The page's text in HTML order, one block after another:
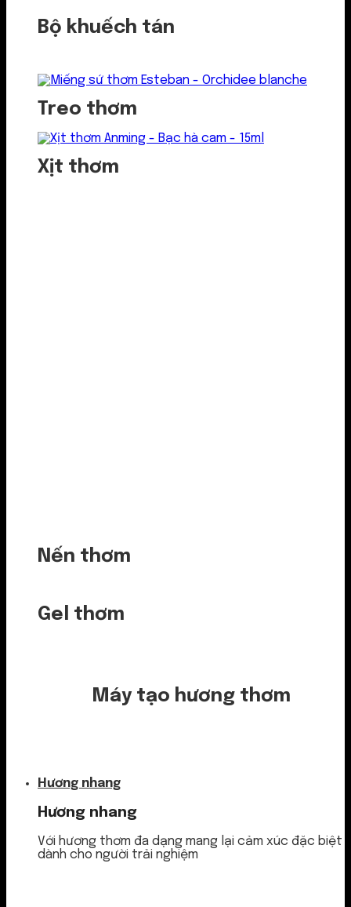
Bộ khuếch tán
Treo thơm
Xịt thơm
Nến thơm
Gel thơm
Máy tạo hương thơm
Hương nhang
Hương nhang
Với hương thơm đa dạng mang lại cảm xúc đặc biệt
dành cho người trải nghiệm